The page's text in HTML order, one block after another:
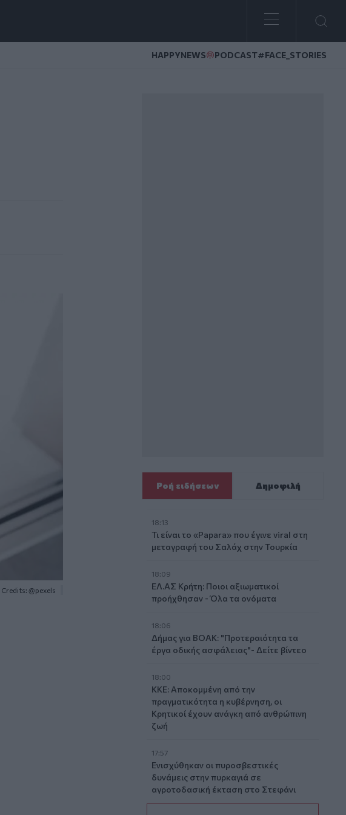
HAPPYNEWS PODCAST#FACE_STORIES
@pexels
Ροή ειδήσεων Δημοφιλή
18:13
Τι είναι το «Papara» που έγινε viral στη
μεταγραφή του Σαλάχ στην Τουρκία
18:09
ΕΛ.ΑΣ Κρήτη: Ποιοι αξιωματικοί
προήχθησαν - Όλα τα ονόματα
18:06
Δήμας για ΒΟΑΚ: "Προτεραιότητα τα
έργα οδικής ασφάλειας"- Δείτε βίντεο
18:00
ΚΚΕ: Αποκομμένη από την
πραγματικότητα η κυβέρνηση, οι
Κρητικοί έχουν ανάγκη από ανθρώπινη
ζωή
17:57
Ενισχύθηκαν οι πυροσβεστικές
δυνάμεις στην πυρκαγιά σε
αγροτοδασική έκταση στο Στεφάνι
Κορίνθου